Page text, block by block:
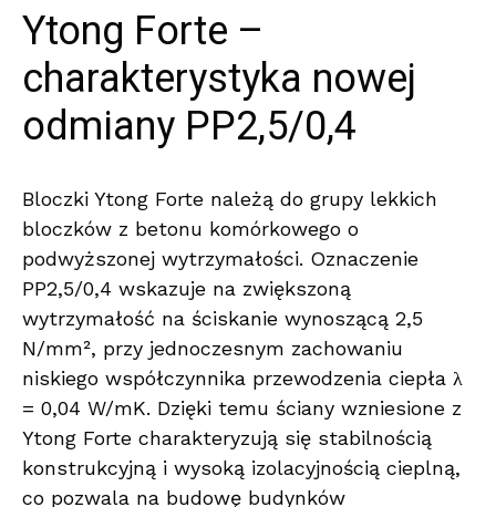
Ytong Forte –
charakterystyka nowej
odmiany PP2,5/0,4
Bloczki Ytong Forte należą do grupy lekkich
bloczków z betonu komórkowego o
podwyższonej wytrzymałości. Oznaczenie
PP2,5/0,4 wskazuje na zwiększoną
wytrzymałość na ściskanie wynoszącą 2,5
N/mm², przy jednoczesnym zachowaniu
niskiego współczynnika przewodzenia ciepła λ
= 0,04 W/mK. Dzięki temu ściany wzniesione z
Ytong Forte charakteryzują się stabilnością
konstrukcyjną i wysoką izolacyjnością cieplną,
co pozwala na budowę budynków